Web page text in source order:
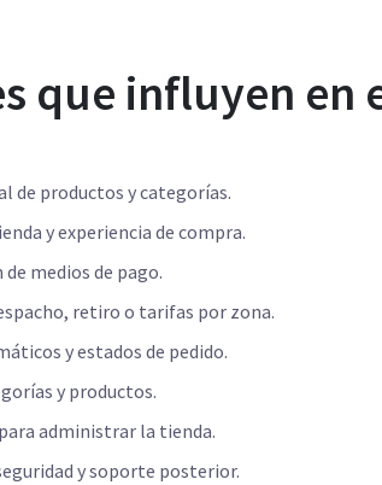
que influyen en
de productos y categorías.
y experiencia de compra.
medios de pago.
retiro o tarifas por zona.
y estados de pedido.
y productos.
administrar la tienda.
y soporte posterior.